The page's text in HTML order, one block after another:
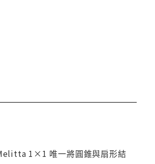
1×1 唯一將圓錐與扇形結